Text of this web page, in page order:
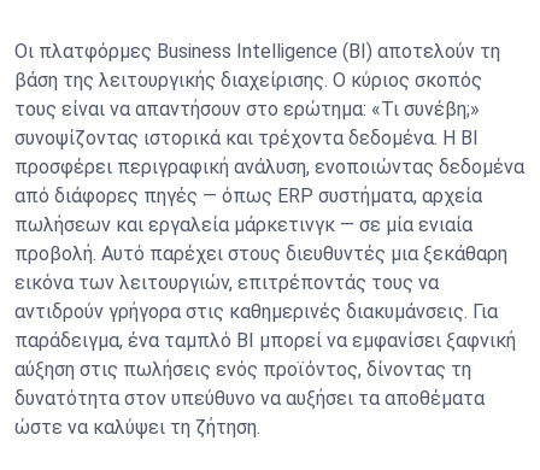
Οι πλατφόρμες Business Intelligence (BI) αποτελούν τη
βάση της λειτουργικής διαχείρισης. Ο κύριος σκοπός
τους είναι να απαντήσουν στο ερώτημα: «Τι συνέβη;»
συνοψίζοντας ιστορικά και τρέχοντα δεδομένα. Η BI
προσφέρει περιγραφική ανάλυση, ενοποιώντας δεδομένα
από διάφορες πηγές — όπως ERP συστήματα, αρχεία
πωλήσεων και εργαλεία μάρκετινγκ — σε μία ενιαία
προβολή. Αυτό παρέχει στους διευθυντές μια ξεκάθαρη
εικόνα των λειτουργιών, επιτρέποντάς τους να
αντιδρούν γρήγορα στις καθημερινές διακυμάνσεις. Για
παράδειγμα, ένα ταμπλό BI μπορεί να εμφανίσει ξαφνική
αύξηση στις πωλήσεις ενός προϊόντος, δίνοντας τη
δυνατότητα στον υπεύθυνο να αυξήσει τα αποθέματα
ώστε να καλύψει τη ζήτηση.